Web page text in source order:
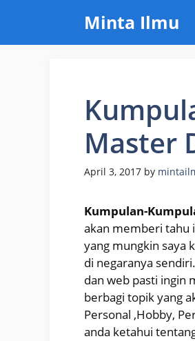
content
Minta Ilmu
Master
April 3, 2017 by
Kumpulan-
akan memberi tahu
yang mungkin saya
di negaranya
dan web pasti ingin
berbagi topik yang
Personal ,Hobby,
anda ketahui